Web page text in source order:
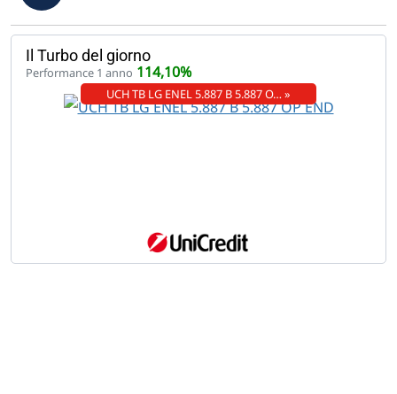
Il Turbo del giorno
Performance 1 anno 114,10%
UCH TB LG ENEL 5.887 B 5.887 O… »